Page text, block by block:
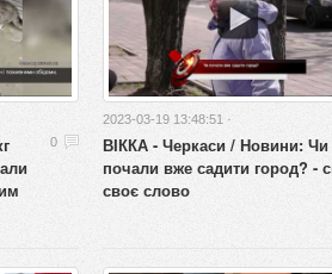
0
2023-03-19 13:48:51 ·
ВІККА - Черкаси / Новини: Чи
почали вже садити город? -
своє слово